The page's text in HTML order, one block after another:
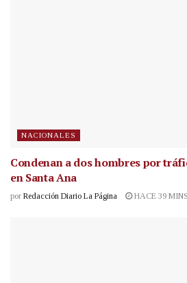
NACIONALES
Condenan a dos hombres por
en Santa Ana
por Redacción Diario La Página HACE 39 MINS